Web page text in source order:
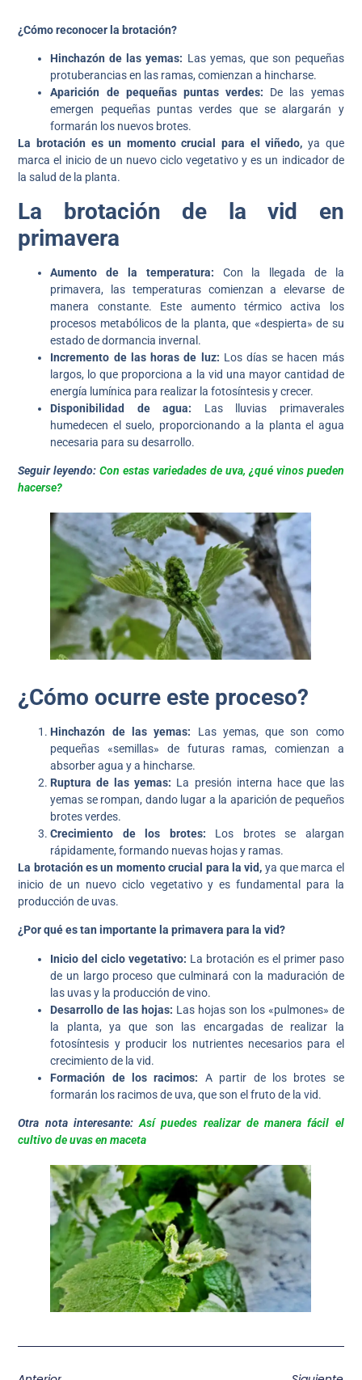
¿Cómo reconocer la brotación?
Hinchazón de las yemas: Las yemas, que son pequeñas
protuberancias en las ramas, comienzan a hincharse.
Aparición de pequeñas puntas verdes: De las yemas
emergen pequeñas puntas verdes que se alargarán y
formarán los nuevos brotes.
La brotación es un momento crucial para el viñedo, ya que
marca el inicio de un nuevo ciclo vegetativo y es un indicador de
la salud de la planta.
La brotación de la vid en
primavera
Aumento de la temperatura: Con la llegada de la
primavera, las temperaturas comienzan a elevarse de
manera constante. Este aumento térmico activa los
procesos metabólicos de la planta, que «despierta» de su
estado de dormancia invernal.
Incremento de las horas de luz: Los días se hacen más
largos, lo que proporciona a la vid una mayor cantidad de
energía lumínica para realizar la fotosíntesis y crecer.
Disponibilidad de agua: Las lluvias primaverales
humedecen el suelo, proporcionando a la planta el agua
necesaria para su desarrollo.
Seguir leyendo:Con estas variedades de uva, ¿qué vinos pueden
hacerse?
¿Cómo ocurre este proceso?
Hinchazón de las yemas: Las yemas, que son como
pequeñas «semillas» de futuras ramas, comienzan a
absorber agua y a hincharse.
Ruptura de las yemas: La presión interna hace que las
yemas se rompan, dando lugar a la aparición de pequeños
brotes verdes.
Crecimiento de los brotes: Los brotes se alargan
rápidamente, formando nuevas hojas y ramas.
La brotación es un momento crucial para la vid, ya que marca el
inicio de un nuevo ciclo vegetativo y es fundamental para la
producción de uvas.
¿Por qué es tan importante la primavera para la vid?
Inicio del ciclo vegetativo: La brotación es el primer paso
de un largo proceso que culminará con la maduración de
las uvas y la producción de vino.
Desarrollo de las hojas: Las hojas son los «pulmones» de
la planta, ya que son las encargadas de realizar la
fotosíntesis y producir los nutrientes necesarios para el
crecimiento de la vid.
Formación de los racimos: A partir de los brotes se
formarán los racimos de uva, que son el fruto de la vid.
Otra nota interesante:Así puedes realizar de manera fácil el
cultivo de uvas en maceta